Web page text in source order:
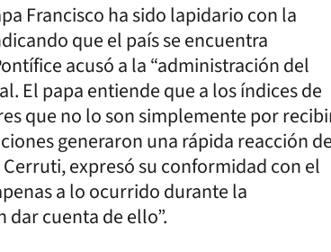
Francisco ha sido lapidario con la
que el país se encuentra
acusó a la “administración del
El papa entiende que a los índices de
que no lo son simplemente por
generaron una rápida reacción
expresó su conformidad con el
a lo ocurrido durante la
cuenta de ello”.